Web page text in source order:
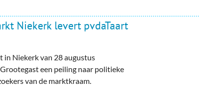
Niekerk levert pvdaTaart
in Niekerk van 28 augustus
een peiling naar politieke
van de marktkraam.